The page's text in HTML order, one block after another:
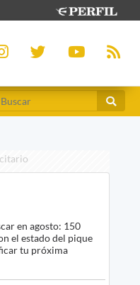
en agosto: 150
el estado del pique
tu próxima